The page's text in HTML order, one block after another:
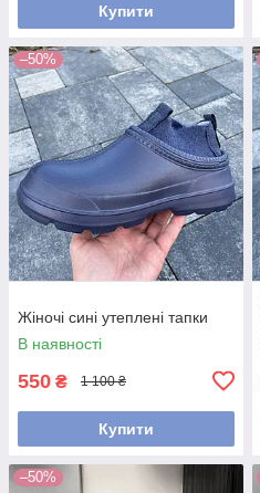
Купити
–50%
Жіночі сині утеплені тапки
В наявності
550 ₴ 1 100 ₴
Купити
–50%